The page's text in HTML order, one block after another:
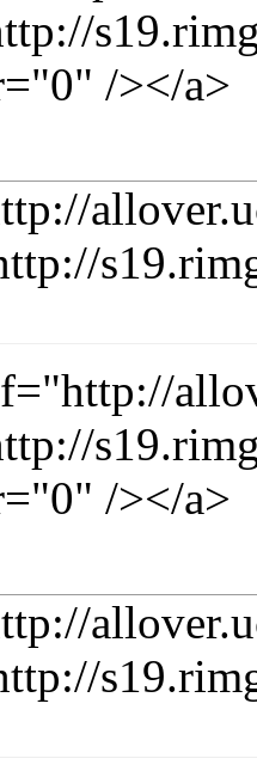
/></a>
/></a>